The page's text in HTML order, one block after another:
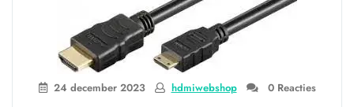
24 december 2023 hdmiwebshop 0 Reacties